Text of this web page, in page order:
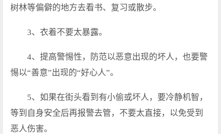
树林等偏僻的地方去看书、复习或散步。
3、衣着不要太暴露。
4、提高警惕性，防范以恶意出现的坏人，也要警
惕以“善意”出现的“好心人”。
5、如果在街头看到有小偷或坏人，要冷静机智，
等到自身安全后再报警去管，不要太直接，以免受到
恶人伤害。